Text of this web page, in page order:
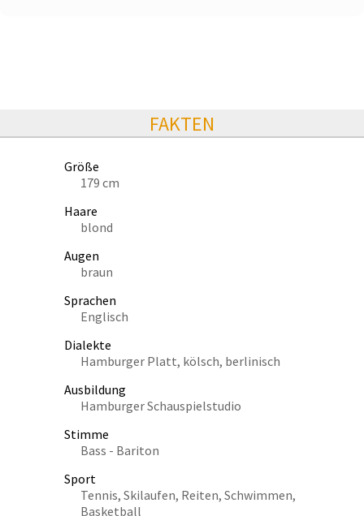
FAKTEN
Größe
179 cm
Haare
blond
Augen
braun
Sprachen
Englisch
Dialekte
Hamburger Platt, kölsch, berlinisch
Ausbildung
Hamburger Schauspielstudio
Stimme
Bass - Bariton
Sport
Tennis, Skilaufen, Reiten, Schwimmen,
Basketball